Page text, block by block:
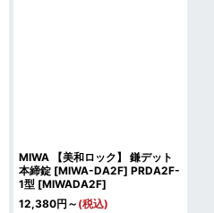
MIWA 【美和ロック】 鎌デット
本締錠 [MIWA-DA2F] PRDA2F-
1型 [MIWADA2F]
12,380円 ～ (税込)